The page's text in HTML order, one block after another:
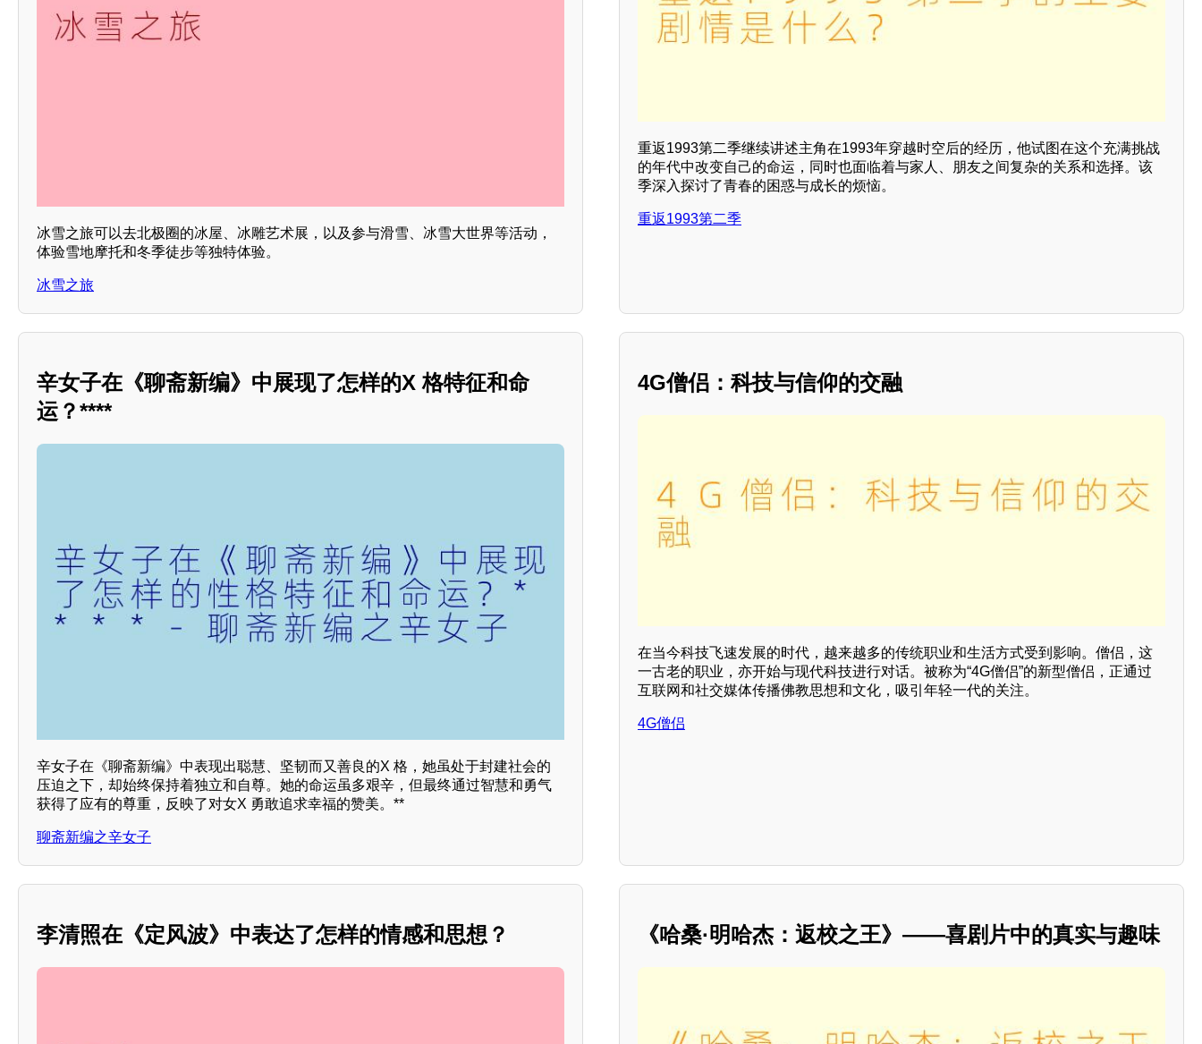
冰雪之旅可以去北极圈的冰屋、冰雕艺术展，以及参与滑雪、冰雪大世界等活动，
体验雪地摩托和冬季徒步等独特体验。
冰雪之旅
重返1993第二季继续讲述主角在1993年穿越时空后的经历，他试图在这个充满挑战
的年代中改变自己的命运，同时也面临着与家人、朋友之间复杂的关系和选择。该
季深入探讨了青春的困惑与成长的烦恼。
重返1993第二季
辛女子在《聊斋新编》中展现了怎样的X 格特征和命
运？****
辛女子在《聊斋新编》中表现出聪慧、坚韧而又善良的X 格，她虽处于封建社会的
压迫之下，却始终保持着独立和自尊。她的命运虽多艰辛，但最终通过智慧和勇气
获得了应有的尊重，反映了对女X 勇敢追求幸福的赞美。**
聊斋新编之辛女子
4G僧侣：科技与信仰的交融
在当今科技飞速发展的时代，越来越多的传统职业和生活方式受到影响。僧侣，这
一古老的职业，亦开始与现代科技进行对话。被称为“4G僧侣”的新型僧侣，正通过
互联网和社交媒体传播佛教思想和文化，吸引年轻一代的关注。
4G僧侣
李清照在《定风波》中表达了怎样的情感和思想？ 《哈桑·明哈杰：返校之王》——喜剧片中的真实与趣味